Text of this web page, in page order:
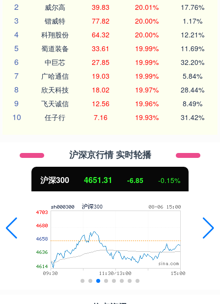
2 威尔高 39.83 20.01% 17.76%
3 锴威特 77.82 20.00% 1.17%
4 科翔股份 64.32 20.00% 12.21%
5 蜀道装备 33.61 19.99% 11.69%
6 中巨芯 27.85 19.99% 32.20%
7 广哈通信 19.03 19.99% 5.84%
8 欣天科技 18.02 19.97% 28.44%
9 飞天诚信 12.56 19.96% 8.49%
10 任子行 7.16 19.93% 31.42%
沪深京行情 实时轮播
沪深300 4651.31 -6.85 -0.15%